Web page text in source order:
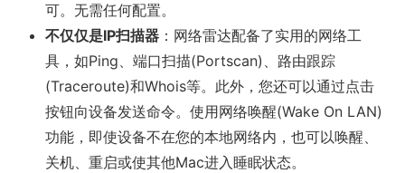
可。无需任何配置。
不仅仅是IP扫描器 ：网络雷达配备了实用的网络工
具，如Ping、端口扫描(Portscan)、路由跟踪
(Traceroute)和Whois等。此外，您还可以通过点击
按钮向设备发送命令。使用网络唤醒(Wake On LAN)
功能，即使设备不在您的本地网络内，也可以唤醒、
关机、重启或使其他Mac进入睡眠状态。